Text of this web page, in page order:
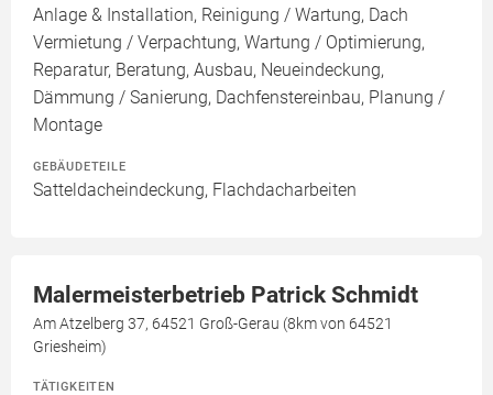
Anlage & Installation, Reinigung / Wartung, Dach
Vermietung / Verpachtung, Wartung / Optimierung,
Reparatur, Beratung, Ausbau, Neueindeckung,
Dämmung / Sanierung, Dachfenstereinbau, Planung /
Montage
GEBÄUDETEILE
Satteldacheindeckung, Flachdacharbeiten
Malermeisterbetrieb Patrick Schmidt
Am Atzelberg 37, 64521 Groß-Gerau (8km von 64521
Griesheim)
TÄTIGKEITEN